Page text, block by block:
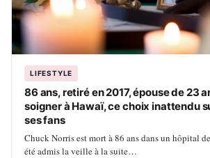
LIFESTYLE
86 ans, retiré en 2017, épouse de 23
soigner à Hawaï, ce choix inattendu
ses fans
Chuck Norris est mort à 86 ans dans un hôpital
été admis la veille à la suite…